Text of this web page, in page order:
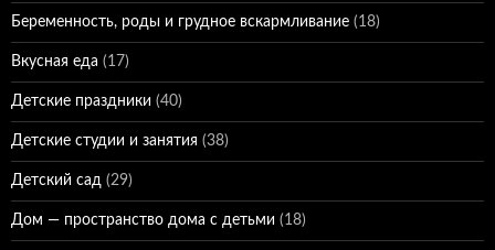
Беременность, роды и грудное вскармливание (18)
Вкусная еда (17)
Детские праздники (40)
Детские студии и занятия (38)
Детский сад (29)
Дом — пространство дома с детьми (18)